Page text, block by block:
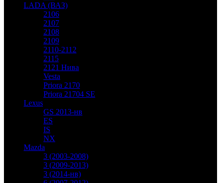
LADA (ВАЗ)
2106
2107
2108
2109
2110-2112
2115
2121 Нива
Vesta
Priora 2170
Priora 21704 SE
Lexus
GS 2013-нв
ES
IS
NX
Mazda
3 (2003-2008)
3 (2009-2013)
3 (2014-нв)